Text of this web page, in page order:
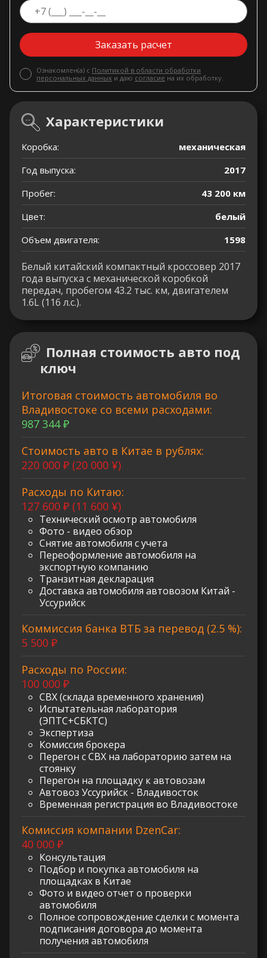
Заказать расчет
Ознакомлен(а) с Политикой в области обработки
персональных данных и даю согласие на их обработку.
Характеристики
Коробка:
механическая
Год выпуска:
2017
Пробег:
43 200 км
Цвет:
белый
Объем двигателя:
1598
Белый китайский компактный кроссовер 2017
года выпуска с механической коробкой
передач, пробегом 43.2 тыс. км, двигателем
1.6L (116 л.с.).
Полная стоимость авто под
ключ
Итоговая стоимость автомобиля во
Владивостоке со всеми расходами:
987 344 ₽
Стоимость авто в Китае в рублях:
220 000 ₽ (20 000 ¥)
Расходы по Китаю:
127 600 ₽ (11 600 ¥)
Технический осмотр автомобиля
Фото - видео обзор
Снятие автомобиля с учета
Переоформление автомобиля на
экспортную компанию
Транзитная декларация
Доставка автомобиля автовозом Китай -
Уссурийск
Коммиссия банка ВТБ за перевод (2.5 %):
5 500 ₽
Расходы по России:
100 000 ₽
СВХ (склада временного хранения)
Испытательная лаборатория
(ЭПТС+СБКТС)
Экспертиза
Комиссия брокера
Перегон с СВХ на лабораторию затем на
стоянку
Перегон на площадку к автовозам
Автовоз Уссурийск - Владивосток
Временная регистрация во Владивостоке
Комиссия компании DzenCar:
40 000 ₽
Консультация
Подбор и покупка автомобиля на
площадках в Китае
Фото и видео отчет о проверки
автомобиля
Полное сопровождение сделки с момента
подписания договора до момента
получения автомобиля